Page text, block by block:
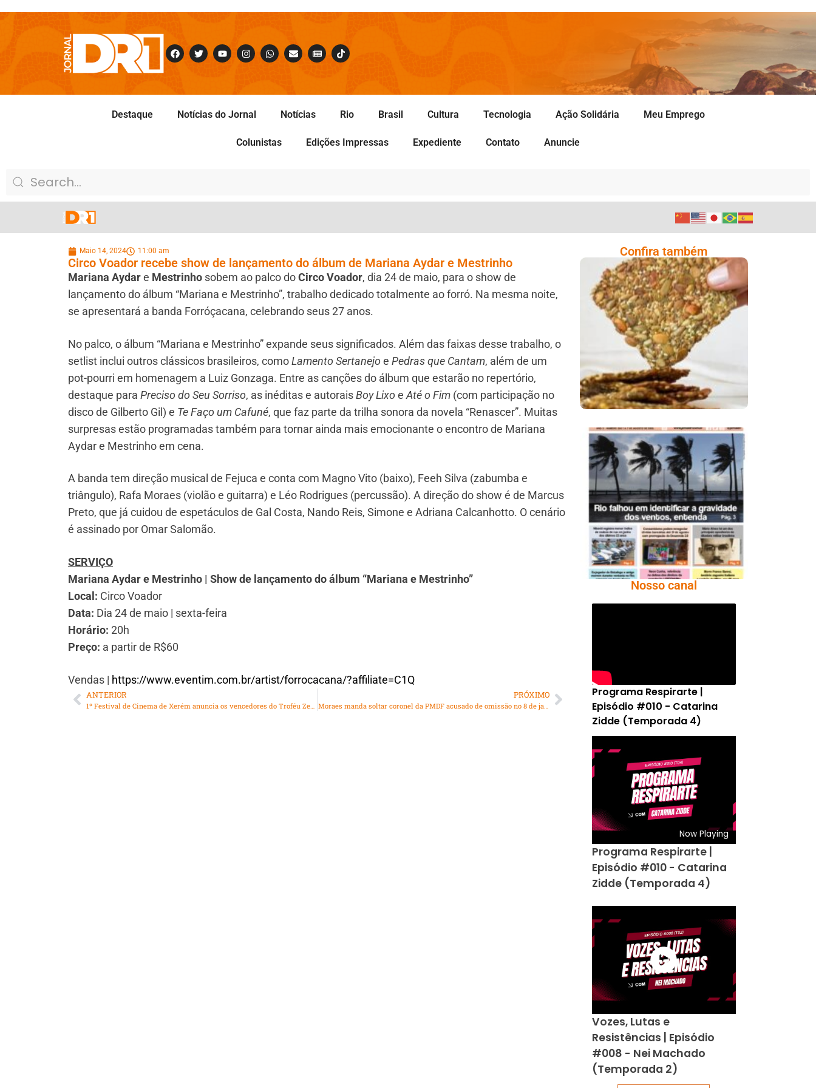
Destaque Notícias do Jornal Notícias Rio Brasil Cultura Tecnologia Ação Solidária Meu Emprego
Colunistas Edições Impressas Expediente Contato Anuncie
Maio 14, 2024 11:00 am
Circo Voador recebe show de lançamento do álbum de Mariana Aydar e Mestrinho
Mariana Aydare Mestrinho sobem ao palco doCirco Voador, dia 24 de maio, para o show de
lançamento do álbum “Mariana e Mestrinho”, trabalho dedicado totalmente ao forró. Na mesma noite,
se apresentará a banda Forróçacana, celebrando seus 27 anos.
No palco, o álbum “Mariana e Mestrinho” expande seus significados. Além das faixas desse trabalho, o
setlist inclui outros clássicos brasileiros, comoLamento Sertanejo e Pedras que Cantam, além de um
pot-pourri em homenagem a Luiz Gonzaga. Entre as canções do álbum que estarão no repertório,
destaque para Preciso do Seu Sorriso, as inéditas e autoraisBoy Lixo e Até o Fim (com participação no
disco de Gilberto Gil) e Te Faço um Cafuné, que faz parte da trilha sonora da novela “Renascer”. Muitas
surpresas estão programadas também para tornar ainda mais emocionante o encontro de Mariana
Aydar e Mestrinho em cena.
A banda tem direção musical de Fejuca e conta com Magno Vito (baixo), Feeh Silva (zabumba e
triângulo), Rafa Moraes (violão e guitarra) e Léo Rodrigues (percussão). A direção do show é de Marcus
Preto, que já cuidou de espetáculos de Gal Costa, Nando Reis, Simone e Adriana Calcanhotto. O cenário
é assinado por Omar Salomão.
SERVIÇO
Mariana Aydar e Mestrinho | Show de lançamento do álbum “Mariana e Mestrinho”
Local: Circo Voador
Data: Dia 24 de maio | sexta-feira
Horário: 20h
Preço: a partir de R$60
Vendas | https://www.eventim.com.br/artist/forrocacana/?affiliate=C1Q
ANTERIOR
1º Festival de Cinema de Xerém anuncia os vencedores do Troféu Zeca Pagodinho e do Prêmio Edina Fuji
PRÓXIMO
Moraes manda soltar coronel da PMDF acusado de omissão no 8 de janeiro
Confira também
Comer Bem: Cracker
De Sementes
Ano X – Número 366
01 A 07 De Agosto De
2026
Nosso canal
Programa Respirarte |
Episódio #010 - Catarina
Zidde (Temporada 4)
Now Playing
Programa Respirarte |
Episódio #010 - Catarina
Zidde (Temporada 4)
Vozes, Lutas e
Resistências | Episódio
#008 - Nei Machado
(Temporada 2)